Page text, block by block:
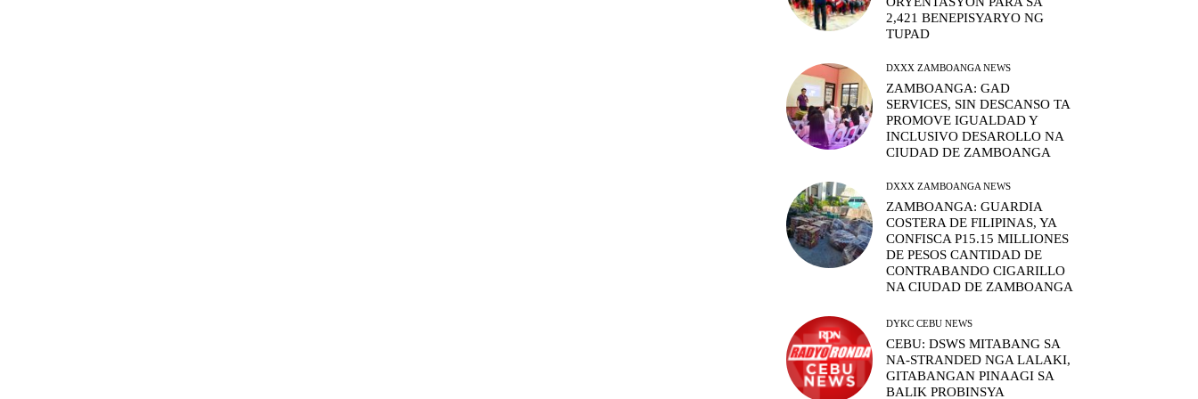
2,421 BENEPISYARYO NG
TUPAD
DXXX ZAMBOANGA NEWS
ZAMBOANGA: GAD
SERVICES, SIN DESCANSO TA
PROMOVE IGUALDAD Y
INCLUSIVO DESAROLLO NA
CIUDAD DE ZAMBOANGA
DXXX ZAMBOANGA NEWS
ZAMBOANGA: GUARDIA
COSTERA DE FILIPINAS, YA
CONFISCA P15.15 MILLIONES
DE PESOS CANTIDAD DE
CONTRABANDO CIGARILLO
NA CIUDAD DE ZAMBOANGA
DYKC CEBU NEWS
CEBU: DSWS MITABANG SA
NA-STRANDED NGA LALAKI,
GITABANGAN PINAAGI SA
BALIK PROBINSYA